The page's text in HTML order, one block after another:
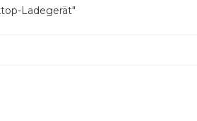
Ladegerät"